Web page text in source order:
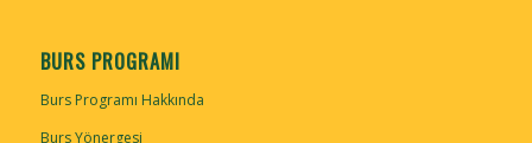
BURS PROGRAMI
Burs Programı Hakkında
Burs Yönergesi